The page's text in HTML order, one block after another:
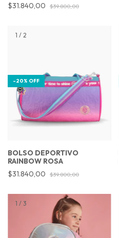
$31.840,00
$39.800,00
1 / 2
-20% OFF
BOLSO DEPORTIVO
RAINBOW ROSA
$31.840,00
$39.800,00
1 / 3